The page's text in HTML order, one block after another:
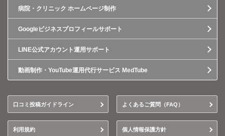
病院・クリニック ホームページ制作
Googleビジネスプロフィールサポート
LINE公式アカウント運用サポート
動画制作・YouTube運用代行サービス MedTube
口コミ投稿ガイドライン よくあるご質問（FAQ）
利用規約 個人情報保護方針